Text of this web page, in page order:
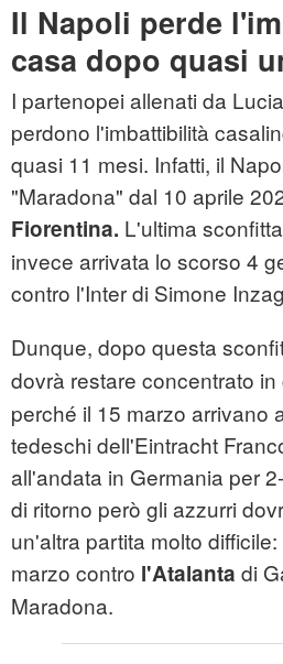
Il Napoli perde
casa dopo quasi
I partenopei allenati da
perdono l'imbattibilità
quasi 11 mesi. Infatti, il
"Maradona" dal 10 aprile
Fiorentina. L'ultima
invece arrivata lo scorso 4
contro l'Inter di Simone
Dunque, dopo questa
dovrà restare concentrato in
perché il 15 marzo arrivano
tedeschi dell'Eintracht
all'andata in Germania per
di ritorno però gli azzurri
un'altra partita molto
marzo contro l'Atalanta di
Maradona.